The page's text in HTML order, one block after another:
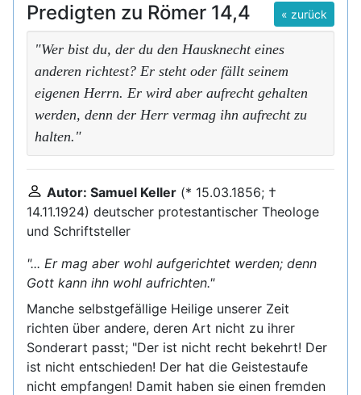
« zurück
Predigten zu Römer 14,4
"Wer bist du, der du den Hausknecht eines
anderen richtest? Er steht oder fällt seinem
eigenen Herrn. Er wird aber aufrecht gehalten
werden, denn der Herr vermag ihn aufrecht zu
halten."
Autor: Samuel Keller (* 15.03.1856; †
14.11.1924) deutscher protestantischer Theologe
und Schriftsteller
"... Er mag aber wohl aufgerichtet werden; denn
Gott kann ihn wohl aufrichten."
Manche selbstgefällige Heilige unserer Zeit
richten über andere, deren Art nicht zu ihrer
Sonderart passt; "Der ist nicht recht bekehrt! Der
ist nicht entschieden! Der hat die Geistestaufe
nicht empfangen! Damit haben sie einen fremden